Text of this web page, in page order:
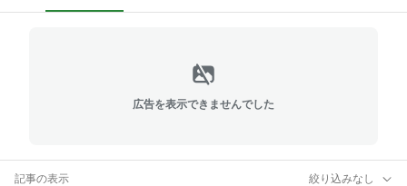
広告を表示できませんでした
記事の表示 絞り込みなし